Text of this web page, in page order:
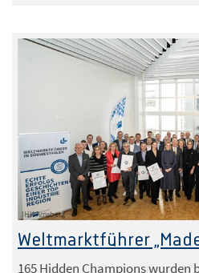
IHK Arnsberg
Weltmarktführer
165 Hidden Champions wurden